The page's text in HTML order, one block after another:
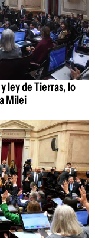
ley de Tierras, lo
Milei